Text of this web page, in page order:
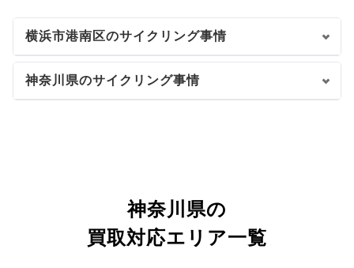
横浜市港南区のサイクリング事情
神奈川県のサイクリング事情
神奈川県の
買取対応エリア一覧